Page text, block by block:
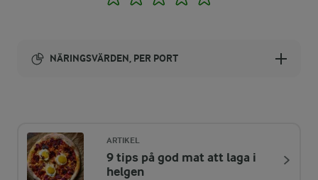
NÄRINGSVÄRDEN, PER PORT
ENERGIDISTRIBUTION %
NÄRINGSVÄRDEN PER PORT
ARTIKEL
9 tips på god mat att laga i
helgen